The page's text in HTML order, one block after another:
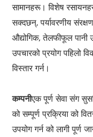
सामानहरू। विशेष
सक्दछन्, पर्यावरणीय
औद्योगिक, तेलफीफूल पानी
उपचारको प्रयोग पहिलो
विस्तार गर्न।
कम्पनीएक पूर्ण सेवा संग
को सम्पूर्ण प्रक्रिया को
उपयोग गर्न को लागी पूर्ण